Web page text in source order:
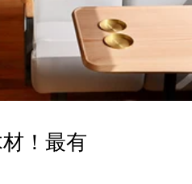
！最有